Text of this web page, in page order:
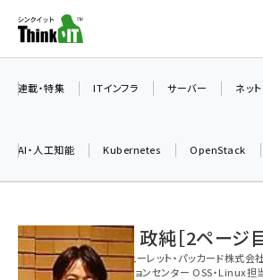
ン
ツ
加藤銘のチーム貢献～仲間と築い
iot女子会 (2243)
連載・特集 ITインフラ サーバー ネッ
AI・人工知能 Kubernetes OpenStack
古賀 政純［2ページ目
日本ヒューレット・パッカード株式会
リューションセンター OSS・Linux担